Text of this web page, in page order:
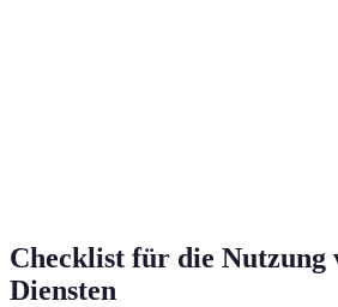
Checklist für die Nutzung
Diensten